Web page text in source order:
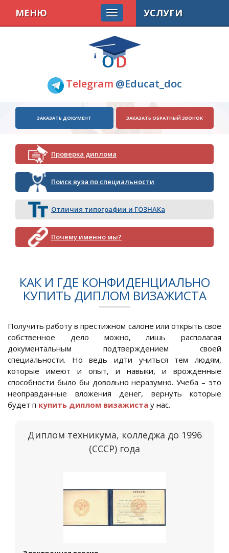
Telegram @Educat_doc
МЕНЮ
ЗАКАЗАТЬ ДОКУМЕНТ ЗАКАЗАТЬ ОБРАТНЫЙ ЗВОНОК
Проверка диплома
Поиск вуза по специальности
Отличия типографии и ГОЗНАКа
Почему именно мы?
УСЛУГИ
КАК И ГДЕ КОНФИДЕНЦИАЛЬНО
КУПИТЬ ДИПЛОМ ВИЗАЖИСТА
Получить работу в престижном салоне или открыть свое
собственное дело можно, лишь располагая
документальным подтверждением своей
специальности. Но ведь идти учиться тем людям,
которые имеют и опыт, и навыки, и врожденные
способности было бы довольно неразумно. Учеба – это
неоправданные вложения денег, вернуть которые
будет п купить диплом визажиста у нас.
Диплом техникума, колледжа до 1996
(СССР) года